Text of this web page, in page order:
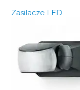
Zasilacze LED